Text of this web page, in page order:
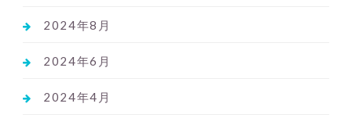
2024年8月
2024年6月
2024年4月